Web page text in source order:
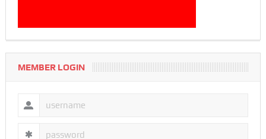
MEMBER LOGIN